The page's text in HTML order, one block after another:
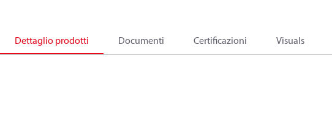
Dettaglio prodotti Documenti Certificazioni Visuals